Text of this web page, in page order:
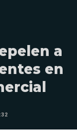
a
en